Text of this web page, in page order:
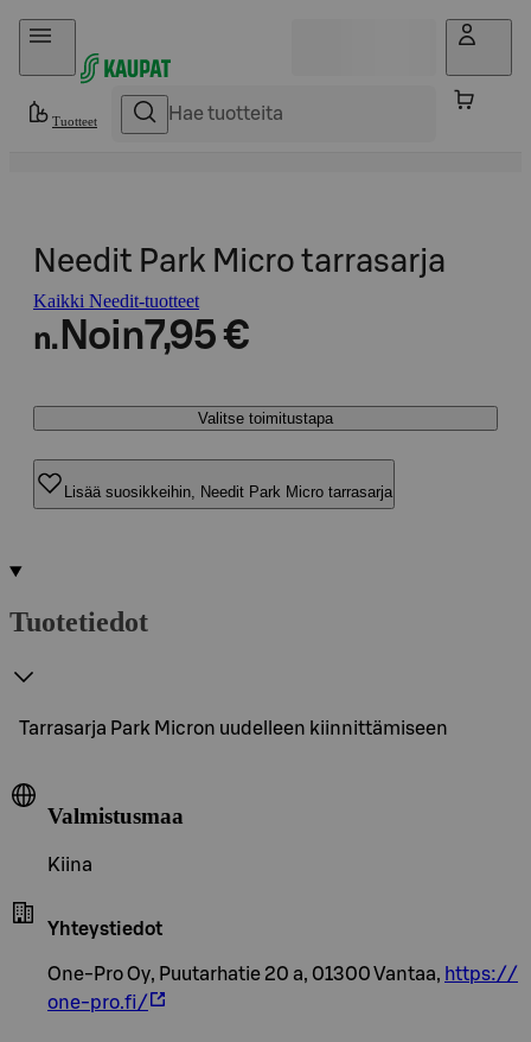
Hyppää sisältöön
Tuotteet
Needit Park Micro tarrasarja
Kaikki Needit-tuotteet
n. Noin7,95 €
Valitse toimitustapa
Lisää suosikkeihin, Needit Park Micro tarrasarja
Tuotetiedot
Tarrasarja Park Micron uudelleen kiinnittämiseen
Valmistusmaa
Kiina
Yhteystiedot
One-Pro Oy, Puutarhatie 20 a, 01300 Vantaa, https://
one-pro.fi/